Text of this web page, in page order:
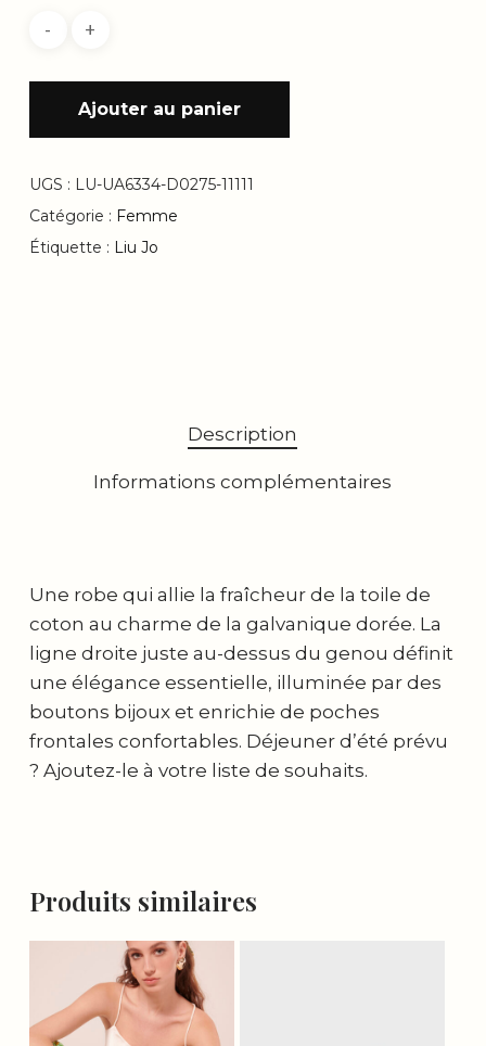
Ajouter au panier
UGS : LU-UA6334-D0275-11111
Catégorie : Femme
Étiquette : Liu Jo
Description
Informations complémentaires
Une robe qui allie la fraîcheur de la toile de
coton au charme de la galvanique dorée. La
ligne droite juste au-dessus du genou définit
une élégance essentielle, illuminée par des
boutons bijoux et enrichie de poches
frontales confortables. Déjeuner d’été prévu
? Ajoutez-le à votre liste de souhaits.
Produits similaires